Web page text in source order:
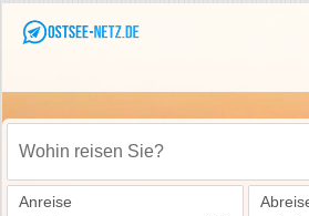
Wohin reisen Sie?
Anreise